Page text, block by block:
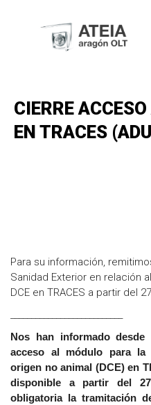
CIERRE
EN TRACES
Para su información,
Sanidad Exterior en relación
DCE en TRACES a partir del
Nos han informado
acceso al módulo para
origen no animal (DCE) en
disponible a partir del
obligatoria la tramitación